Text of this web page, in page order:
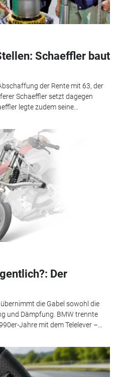
Schaeffler baut
der Rente mit 63, der
Schaeffler setzt dagegen
legte zudem seine...
Der
die Gabel sowohl die
und Dämpfung. BMW trennte
Jahre mit dem Telelever –...